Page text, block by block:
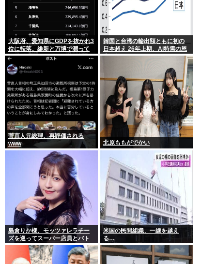
大阪府、愛知県にGDPを抜かれ3
位に転落。維新と万博で潤って
るはずじゃ…
韓国と台湾の輸出額ともに初の
日本超え 26年上期、AI特需の恩
恵で差
菅直人元総理、再評価される
www
北原ももがでかい
島倉りか様、モッツァレラチー
ズを巡ってスーパー店員とバト
ル勃発ｗｗｗ
米国の民間組織、一線を越え
る…